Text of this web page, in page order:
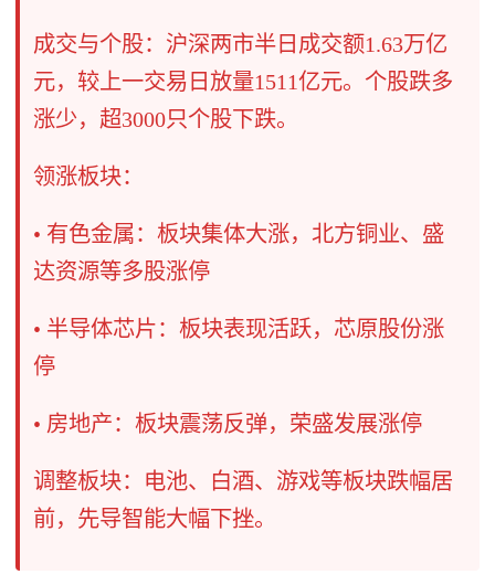
成交与个股：沪深两市半日成交额1.63万亿
元，较上一交易日放量1511亿元。个股跌多
涨少，超3000只个股下跌。
领涨板块：
• 有色金属：板块集体大涨，北方铜业、盛
达资源等多股涨停
• 半导体芯片：板块表现活跃，芯原股份涨
停
• 房地产：板块震荡反弹，荣盛发展涨停
调整板块：电池、白酒、游戏等板块跌幅居
前，先导智能大幅下挫。